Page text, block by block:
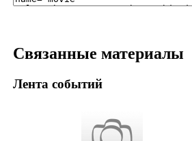
Связанные материалы
Лента событий